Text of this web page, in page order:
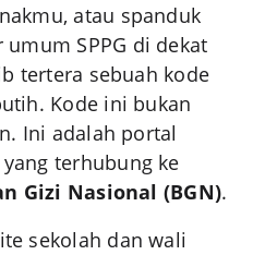
atau spanduk
SPPG di dekat
tertera sebuah kode
Kode ini bukan
Ini adalah portal
terhubung ke
Gizi Nasional (BGN).
sekolah dan wali